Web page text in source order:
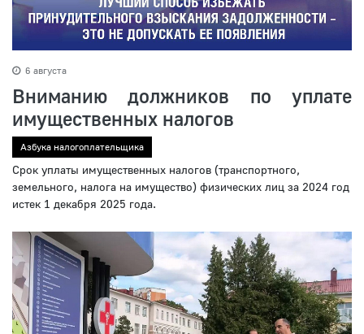
6 августа
Вниманию должников по уплате
имущественных налогов
Азбука налогоплательщика
Срок уплаты имущественных налогов (транспортного,
земельного, налога на имущество) физических лиц за 2024 год
истек 1 декабря 2025 года.